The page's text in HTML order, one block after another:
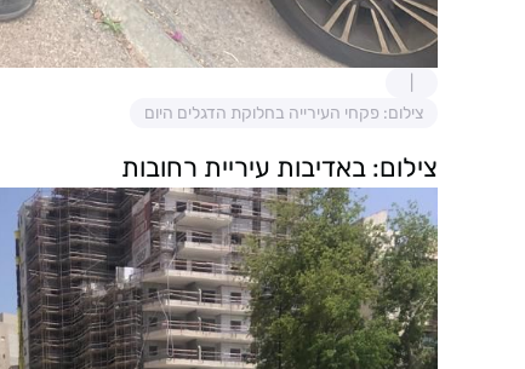
צילום: פקחי העירייה בחלוקת הדגלים היום
צילום: באדיבות עיריית רחובות